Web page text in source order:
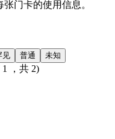
门卡的使用信息。
见 普通 未知
1 ，共 2)